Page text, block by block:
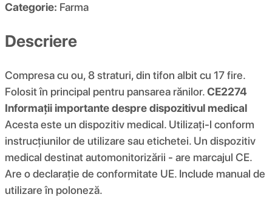
Categorie: Farma
Descriere
Compresa cu ou, 8 straturi, din tifon albit cu 17 fire.
Folosit în principal pentru pansarea rănilor.CE2274
Informații importante despre dispozitivul medical
Acesta este un dispozitiv medical. Utilizați-l conform
instrucțiunilor de utilizare sau etichetei. Un dispozitiv
medical destinat automonitorizării - are marcajul CE.
Are o declarație de conformitate UE. Include manual de
utilizare în poloneză.